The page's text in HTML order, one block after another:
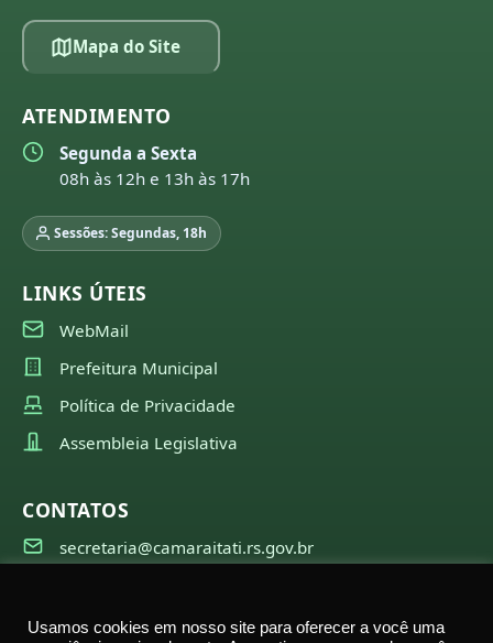
Mapa do Site
ATENDIMENTO
Segunda a Sexta
08h às 12h e 13h às 17h
Sessões: Segundas, 18h
LINKS ÚTEIS
WebMail
Prefeitura Municipal
Política de Privacidade
Assembleia Legislativa
CONTATOS
secretaria@camaraitati.rs.gov.br
Usamos cookies em nosso site para oferecer a você uma